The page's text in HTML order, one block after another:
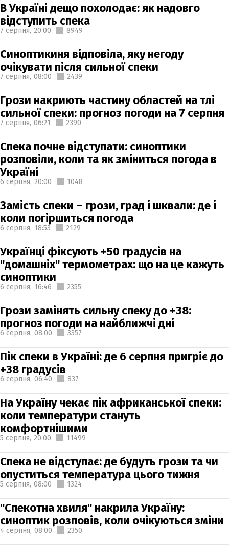
В Україні дещо похолодає: як надовго
відступить спека
7 серпня, 20:00 8949
Синоптикиня відповіла, яку негоду
очікувати після сильної спеки
7 серпня, 08:00 2439
Грози накриють частину областей на тлі
сильної спеки: прогноз погоди на 7 серпня
7 серпня, 06:21 2390
Спека почне відступати: синоптики
розповіли, коли та як зміниться погода в
Україні
6 серпня, 20:00 1048
Замість спеки – грози, град і шквали: де і
коли погіршиться погода
6 серпня, 18:53 2129
Українці фіксують +50 градусів на
"домашніх" термометрах: що на це кажуть
синоптики
6 серпня, 16:46 2355
Грози замінять сильну спеку до +38:
прогноз погоди на найближчі дні
6 серпня, 08:00 3357
Пік спеки в Україні: де 6 серпня пригріє до
+38 градусів
6 серпня, 06:40 837
На Україну чекає пік африканської спеки:
коли температури стануть
комфортнішими
5 серпня, 20:00 11499
Спека не відступає: де будуть грози та чи
опуститься температура цього тижня
5 серпня, 08:00 1324
"Спекотна хвиля" накрила Україну:
синоптик розповів, коли очікуються зміни
4 серпня, 08:00 2350